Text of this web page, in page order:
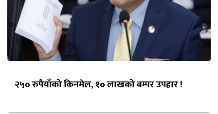
२५० रुपैयाँको किनमेल, १० लाखको बम्पर उपहार !